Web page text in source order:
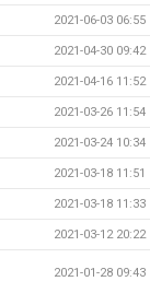
2021-06-03 06:55
2021-04-30 09:42
2021-04-16 11:52
2021-03-26 11:54
2021-03-24 10:34
2021-03-18 11:51
2021-03-18 11:33
2021-03-12 20:22
2021-01-28 09:43